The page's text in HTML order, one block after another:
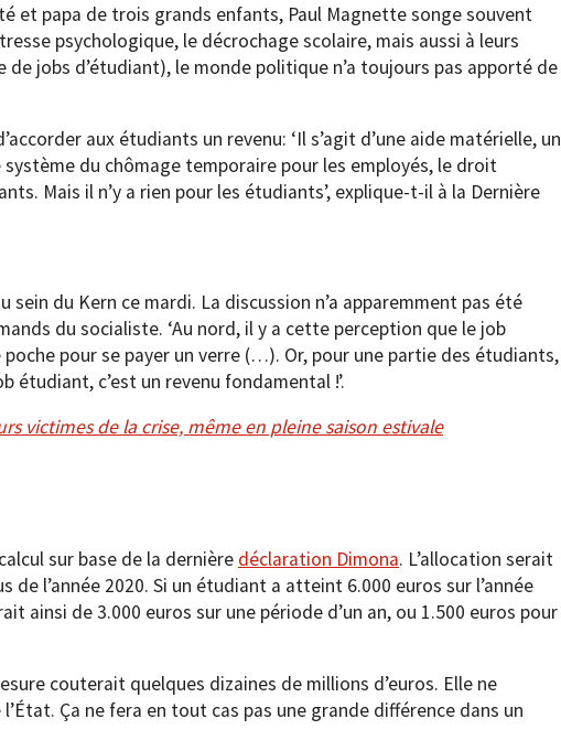
et papa de trois grands enfants, Paul Magnette songe souvent
psychologique, le décrochage scolaire, mais aussi à leurs
de jobs d’étudiant), le monde politique n’a toujours pas apporté de
aux étudiants un revenu: ‘Il s’agit d’une aide matérielle, un
du chômage temporaire pour les employés, le droit
Mais il n’y a rien pour les étudiants’, explique-t-il à la Dernière
sein du Kern ce mardi. La discussion n’a apparemment pas été
du socialiste. ‘Au nord, il y a cette perception que le job
poche pour se payer un verre (…). Or, pour une partie des étudiants,
étudiant, c’est un revenu fondamental !’.
victimes de la crise, même en pleine saison estivale
sur base de la dernière déclaration Dimona. L’allocation serait
de l’année 2020. Si un étudiant a atteint 6.000 euros sur l’année
ainsi de 3.000 euros sur une période d’un an, ou 1.500 euros pour
couterait quelques dizaines de millions d’euros. Elle ne
Ça ne fera en tout cas pas une grande différence dans un